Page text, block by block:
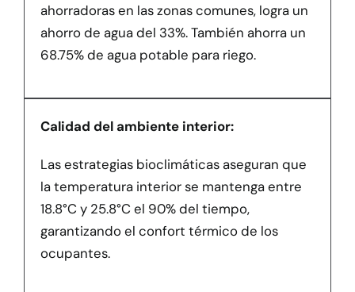
ahorradoras en las zonas comunes, logra un
ahorro de agua del 33%. También ahorra un
68.75% de agua potable para riego.
Calidad del ambiente interior:
Las estrategias bioclimáticas aseguran que
la temperatura interior se mantenga entre
18.8°C y 25.8°C el 90% del tiempo,
garantizando el confort térmico de los
ocupantes.